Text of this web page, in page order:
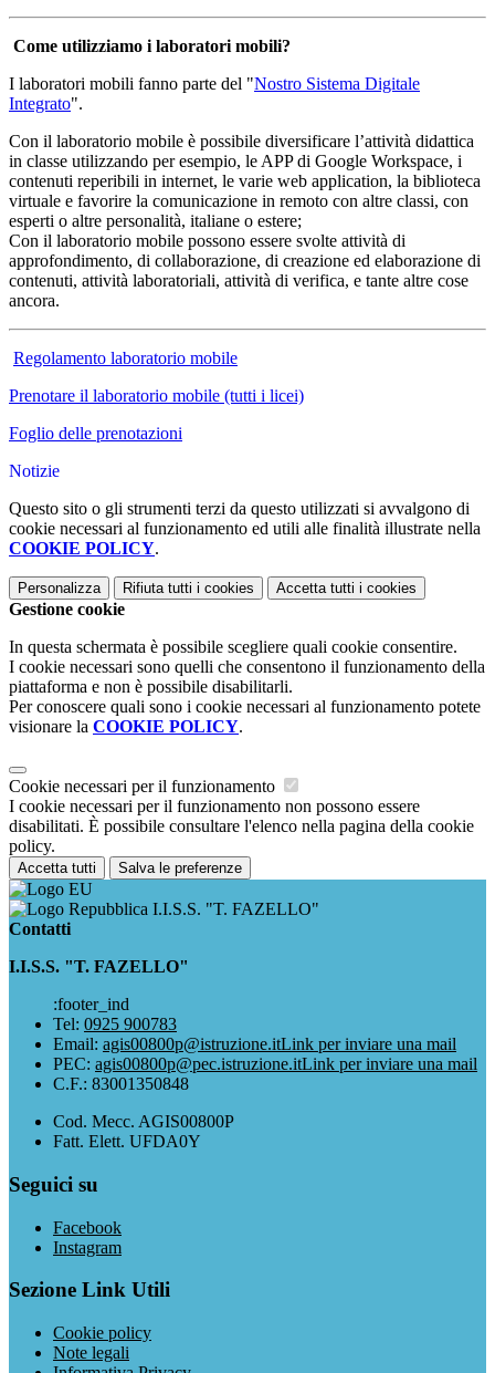
Come utilizziamo i laboratori mobili?
I laboratori mobili fanno parte del "Nostro Sistema Digitale
Integrato".
Con il laboratorio mobile è possibile diversificare l’attività didattica
in classe utilizzando per esempio, le APP di Google Workspace, i
contenuti reperibili in internet, le varie web application, la biblioteca
virtuale e favorire la comunicazione in remoto con altre classi, con
esperti o altre personalità, italiane o estere;
Con il laboratorio mobile possono essere svolte attività di
approfondimento, di collaborazione, di creazione ed elaborazione di
contenuti, attività laboratoriali, attività di verifica, e tante altre cose
ancora.
Regolamento laboratorio mobile
Prenotare il laboratorio mobile (tutti i licei)
Foglio delle prenotazioni
Notizie
Questo sito o gli strumenti terzi da questo utilizzati si avvalgono di
cookie necessari al funzionamento ed utili alle finalità illustrate nella
COOKIE POLICY.
Personalizza Rifiuta tutti i cookies Accetta tutti i cookies
Gestione cookie
In questa schermata è possibile scegliere quali cookie consentire.
I cookie necessari sono quelli che consentono il funzionamento della
piattaforma e non è possibile disabilitarli.
Per conoscere quali sono i cookie necessari al funzionamento potete
visionare la COOKIE POLICY.
Cookie necessari per il funzionamento
I cookie necessari per il funzionamento non possono essere
disabilitati. È possibile consultare l'elenco nella pagina della cookie
policy.
Accetta tutti Salva le preferenze
I.I.S.S. "T. FAZELLO"
Contatti
I.I.S.S. "T. FAZELLO"
:footer_ind
Tel: 0925 900783
Email: agis00800p@istruzione.itLink per inviare una mail
PEC: agis00800p@pec.istruzione.itLink per inviare una mail
C.F.: 83001350848
Cod. Mecc. AGIS00800P
Fatt. Elett. UFDA0Y
Seguici su
Facebook
Instagram
Sezione Link Utili
Cookie policy
Note legali